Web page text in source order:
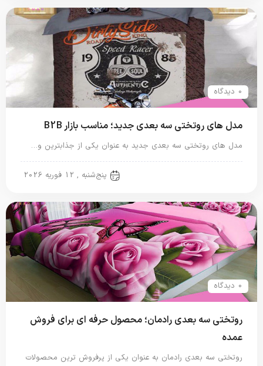
0 دیدگاه
مدل های روتختی سه بعدی جدید؛ مناسب بازار B2B
مدل های روتختی سه بعدی جدید به عنوان یکی از جذابترین و…
پنج‌شنبه , 12 فوریه 2026
0 دیدگاه
روتختی سه بعدی رادمان؛ محصول حرفه ای برای فروش
عمده
روتختی سه بعدی رادمان به عنوان یکی از پرفروش ترین محصولات